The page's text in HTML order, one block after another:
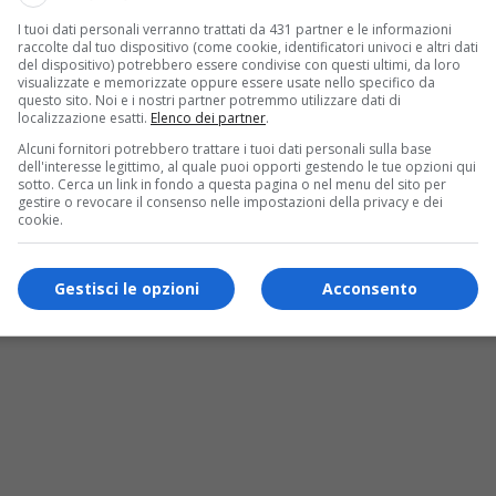
il dramma è in Valsessera
scongiura conseguenze più gravi.
I tuoi dati personali verranno trattati da 431 partner e le informazioni
raccolte dal tuo dispositivo (come cookie, identificatori univoci e altri dati
del dispositivo) potrebbero essere condivise con questi ultimi, da loro
visualizzate e memorizzate oppure essere usate nello specifico da
questo sito. Noi e i nostri partner potremmo utilizzare dati di
localizzazione esatti. Elenco dei partner.
Alcuni fornitori potrebbero trattare i tuoi dati personali sulla base
dell'interesse legittimo, al quale puoi opporti gestendo le tue opzioni qui
sotto. Cerca un link in fondo a questa pagina o nel menu del sito per
gestire o revocare il consenso nelle impostazioni della privacy e dei
cookie.
Acconsento
Gestisci le opzioni